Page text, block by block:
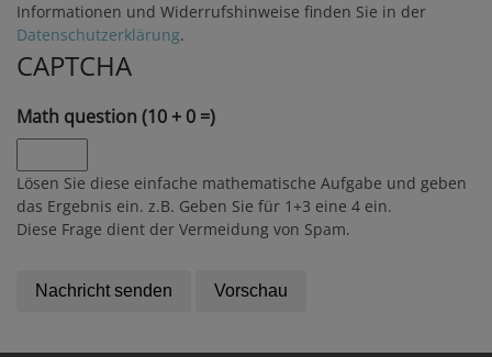
Informationen und Widerrufshinweise finden Sie in der
Datenschutzerklärung.
CAPTCHA
Math question (10 + 0 =)
Lösen Sie diese einfache mathematische Aufgabe und geben
das Ergebnis ein. z.B. Geben Sie für 1+3 eine 4 ein.
Diese Frage dient der Vermeidung von Spam.